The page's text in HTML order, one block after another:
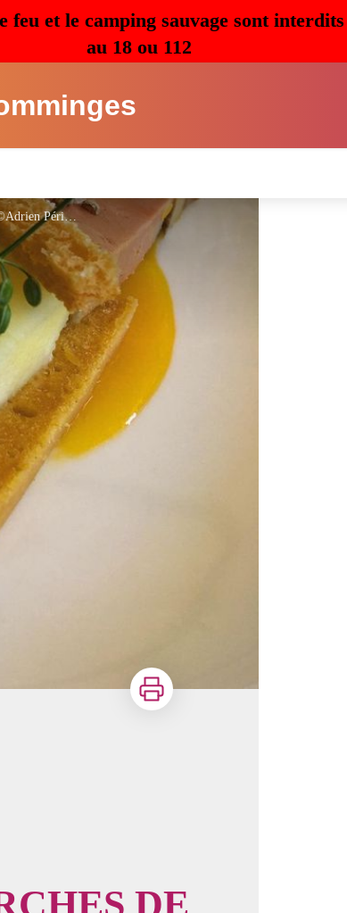
et le camping sauvage sont
au 18 ou 112
La Ferme auberge de Préville à Boulogne sur Gesse - ©Adrien Périssé
Imprimer